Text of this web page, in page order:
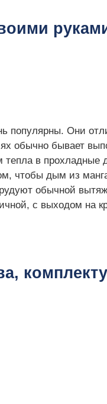
популярны. Они
обычно бывает
в прохладные
чтобы дым из
обычной
с выходом на